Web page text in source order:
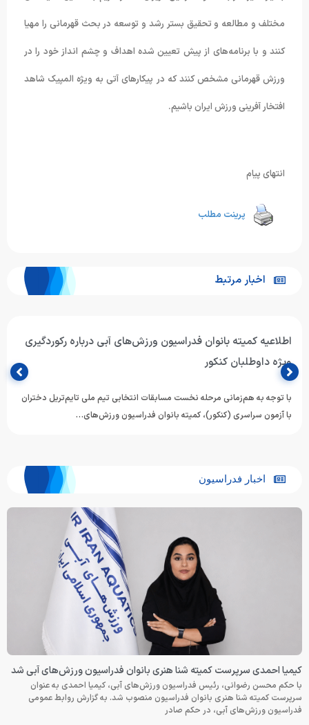
مختلف و مطالعه و تحقیق بستر رشد و توسعه در بحث قهرمانی را مهیا
کنند و با برنامه‌های از پیش تعیین شده اهداف و چشم انداز خود را در
ورزش قهرمانی مشخص کنند که در پیکارهای آتی به ویژه المپیک شاهد
افتخار آفرینی ورزش ایران باشیم.
انتهای پیام
پرینت مطلب
اخبار مرتبط
اطلاعیه کمیته بانوان فدراسیون ورزش‌های آبی درباره رکوردگیری
ویژه داوطلبان کنکور
با توجه به هم‌زمانی مرحله نخست مسابقات انتخابی تیم ملی تایم‌تریل دختران
با آزمون سراسری (کنکور)، کمیته بانوان فدراسیون ورزش‌های…
اخبار فدراسیون
کیمیا احمدی سرپرست کمیته شنا هنری بانوان فدراسیون ورزش‌های آبی شد
با حکم محسن رضوانی، رئیس فدراسیون ورزش‌های آبی، کیمیا احمدی به عنوان
سرپرست کمیته شنا هنری بانوان فدراسیون منصوب شد. به گزارش روابط عمومی
فدراسیون ورزش‌های آبی، در حکم صادر